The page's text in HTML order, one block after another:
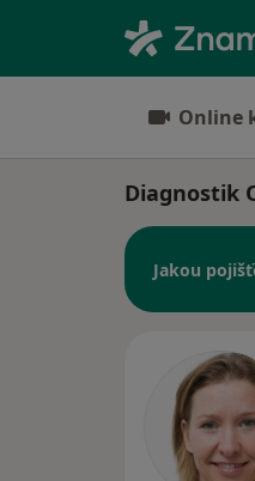
Online
Diagnostik
Jakou